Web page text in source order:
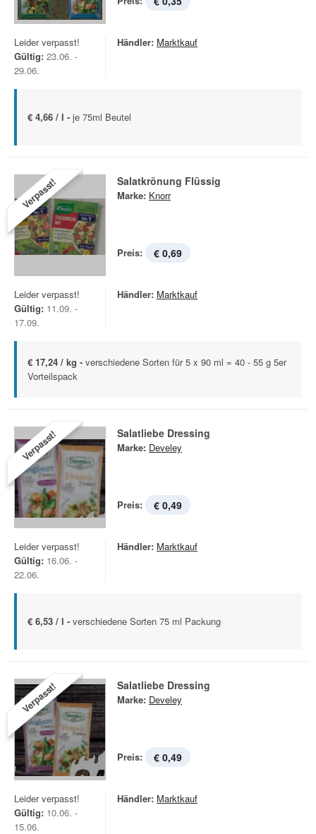
Leider verpasst!
Gültig: 23.06. -
29.06.
Händler: Marktkauf
€ 4,66 / l - je 75ml Beutel
Verpasst! Salatkrönung Flüssig
Marke: Knorr
Preis: € 0,69
Leider verpasst!
Gültig: 11.09. -
17.09.
Händler: Marktkauf
€ 17,24 / kg - verschiedene Sorten für 5 x 90 ml = 40 - 55 g 5er
Vorteilspack
Verpasst! Salatliebe Dressing
Marke: Develey
Preis: € 0,49
Leider verpasst!
Gültig: 16.06. -
22.06.
Händler: Marktkauf
€ 6,53 / l - verschiedene Sorten 75 ml Packung
Verpasst! Salatliebe Dressing
Marke: Develey
Preis: € 0,49
Leider verpasst!
Gültig: 10.06. -
15.06.
Händler: Marktkauf